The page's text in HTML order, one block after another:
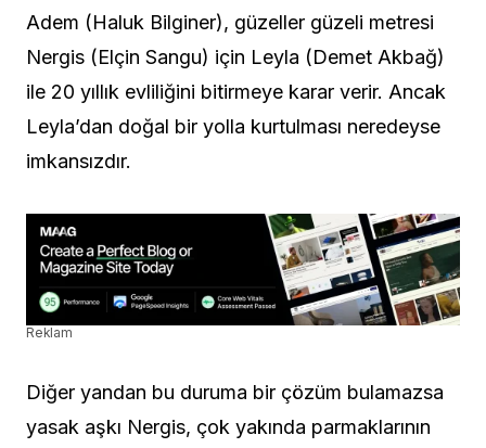
Adem (Haluk Bilginer), güzeller güzeli metresi
Nergis (Elçin Sangu) için Leyla (Demet Akbağ)
ile 20 yıllık evliliğini bitirmeye karar verir. Ancak
Leyla’dan doğal bir yolla kurtulması neredeyse
imkansızdır.
Reklam
Diğer yandan bu duruma bir çözüm bulamazsa
yasak aşkı Nergis, çok yakında parmaklarının